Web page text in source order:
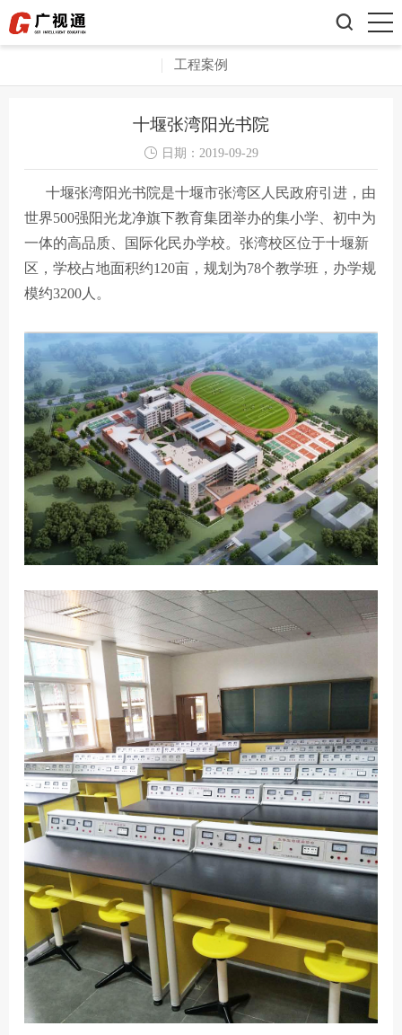

工程案例
十堰张湾阳光书院
 日期： 2019-09-29
十堰张湾阳光书院是十堰市张湾区人民政府引进，由
世界500强阳光龙净旗下教育集团举办的集小学、初中为
一体的高品质、国际化民办学校。张湾校区位于十堰新
区，学校占地面积约120亩，规划为78个教学班，办学规
模约3200人。